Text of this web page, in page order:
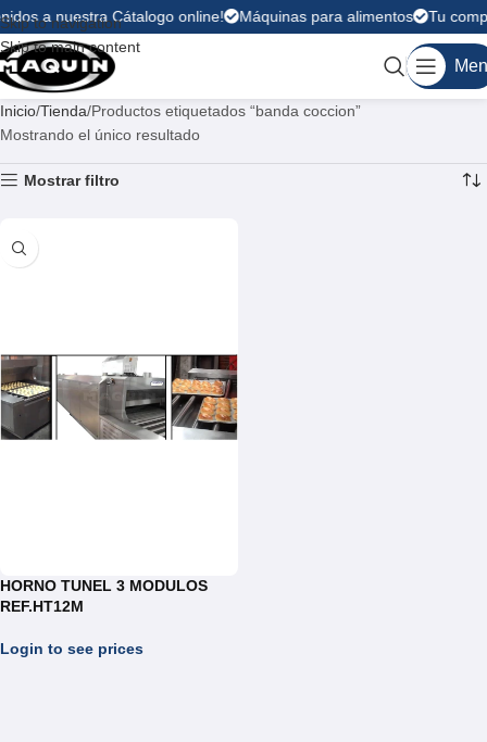
Skip to navigation
Skip to main content
a nuestra Cátalogo online! Máquinas para alimentos Tu
Inicio Tienda Productos etiquetados “banda coccion”
Mostrando el único resultado
Mostrar filtro
HORNO TUNEL 3 MODULOS
REF.HT12M
Login to see prices